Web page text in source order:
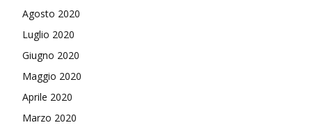
Agosto 2020
Luglio 2020
Giugno 2020
Maggio 2020
Aprile 2020
Marzo 2020